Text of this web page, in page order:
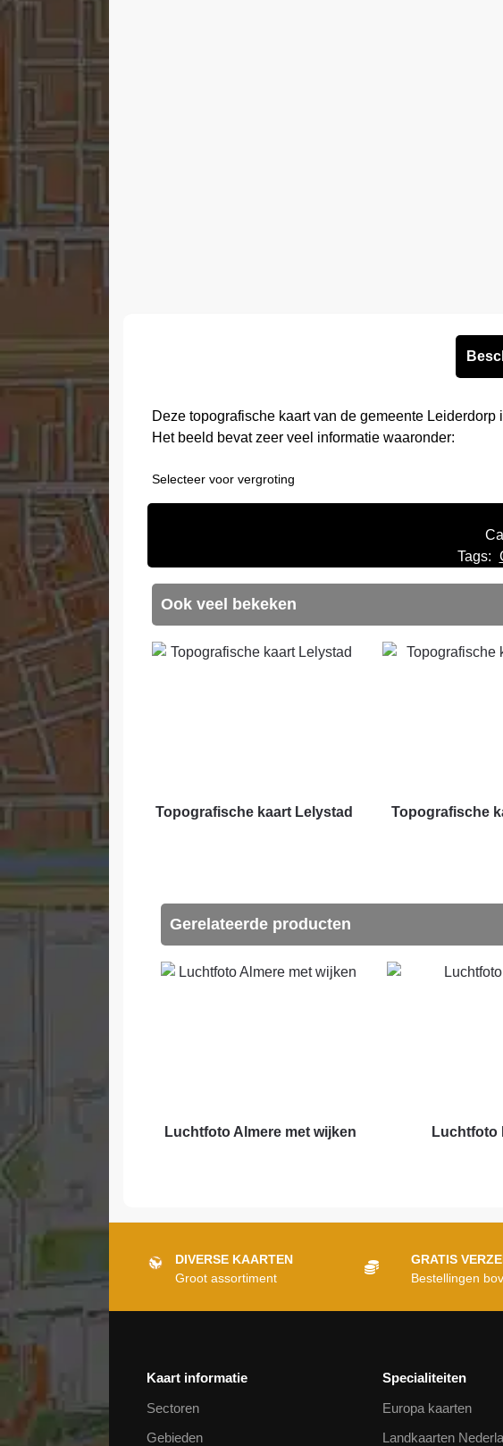
Deze topografische kaart van de gemeente
Het beeld bevat zeer veel informatie waaronder:
Selecteer voor vergroting
Tags:
Ook veel bekeken
Topografische kaart Lelystad Topografische
Gerelateerde producten
Luchtfoto Almere met wijken Luchtfoto
DIVERSE KAARTEN
Groot assortiment
GRATIS
Bestellingen
Kaart informatie
Sectoren
Gebieden
Specialiteiten
Europa kaarten
Landkaarten